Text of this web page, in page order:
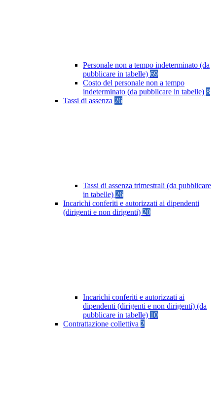
Personale non a tempo indeterminato (da
pubblicare in tabelle) 69
Costo del personale non a tempo
indeterminato (da pubblicare in tabelle) 8
Tassi di assenza 26
Tassi di assenza trimestrali (da pubblicare
in tabelle) 26
Incarichi conferiti e autorizzati ai dipendenti
(dirigenti e non dirigenti) 20
Incarichi conferiti e autorizzati ai
dipendenti (dirigenti e non dirigenti) (da
pubblicare in tabelle) 10
Contrattazione collettiva 2